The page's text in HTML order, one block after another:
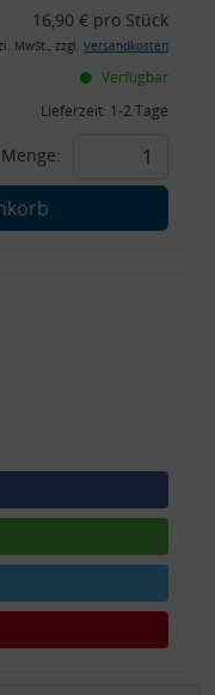
16,90 € pro Stück
MwSt., zzgl. Versandkosten
Verfügbar
Lieferzeit: 1-2 Tage
Menge: